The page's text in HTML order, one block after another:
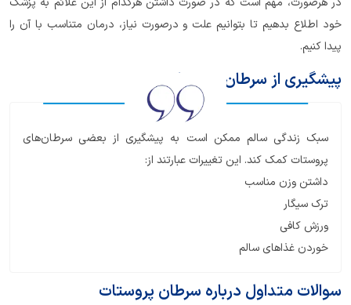
خود اطلاع بدهیم تا بتوانیم علت و درصورت نیاز، درمان متناسب با آن را
پیدا کنیم.
پیشگیری از سرطان پروستات
سبک زندگی سالم ممکن است به پیشگیری از بعضی سرطان‌های
پروستات کمک کند. این تغییرات عبارتند از:
داشتن وزن مناسب
ترک سیگار
ورزش کافی
خوردن غذاهای سالم
سوالات متداول درباره سرطان پروستات